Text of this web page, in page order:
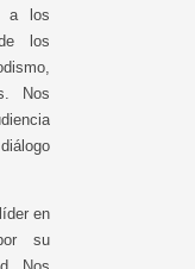
a los
los
Nos
en
su